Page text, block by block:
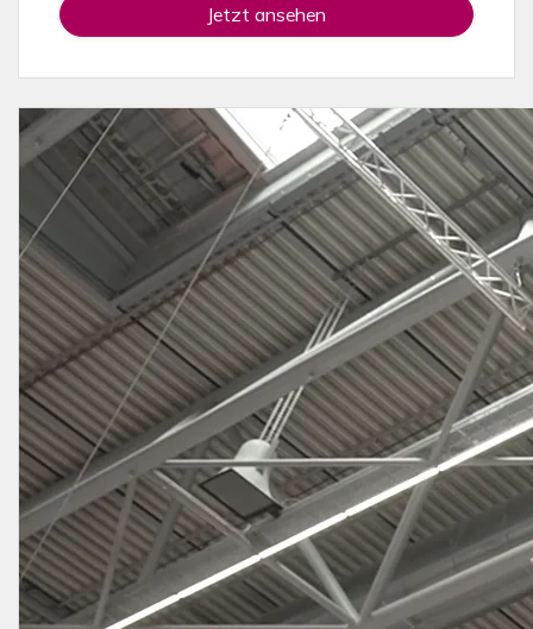
Jetzt ansehen